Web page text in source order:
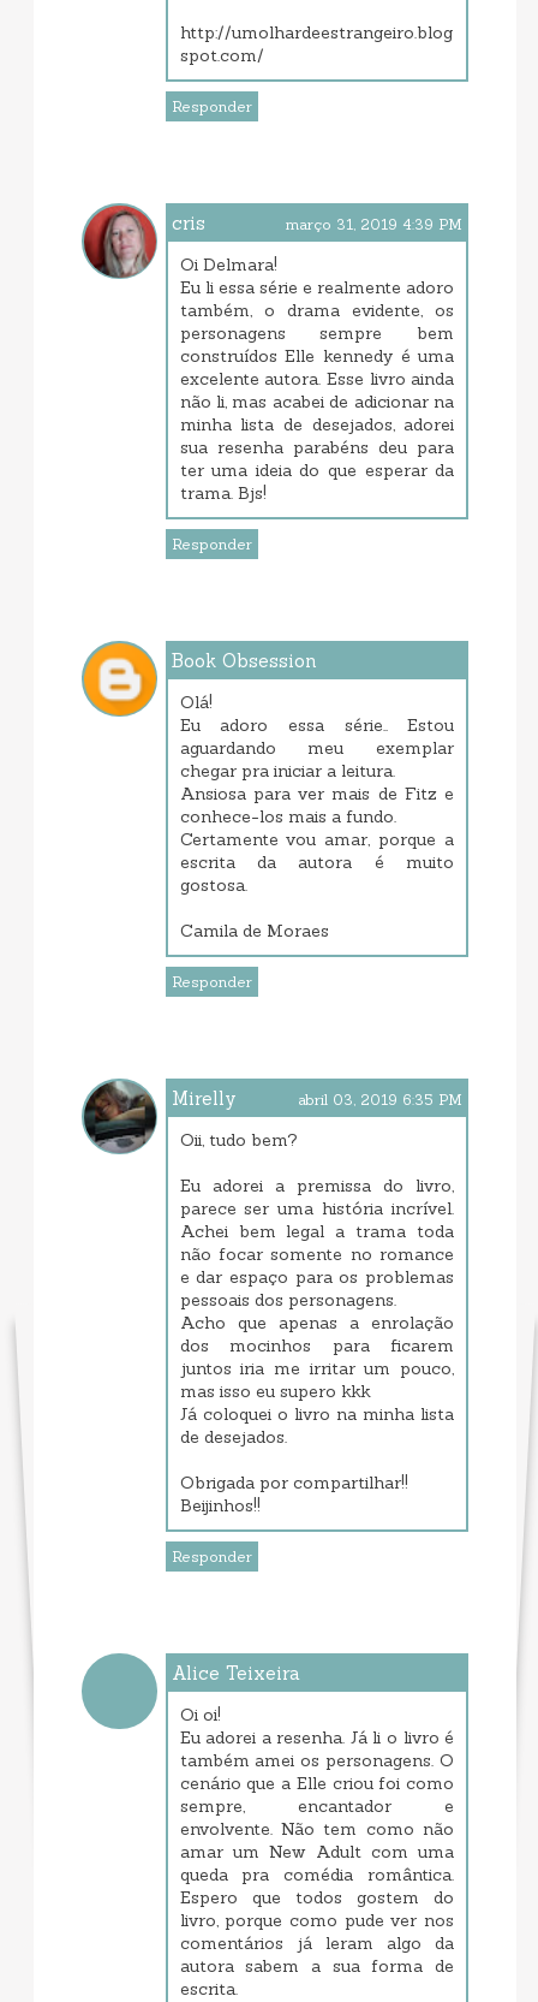
http://umolhardeestrangeiro.blog
spot.com/
Responder
cris março 31, 2019 4:39 PM
Oi Delmara!
Eu li essa série e realmente adoro
também, o drama evidente, os
personagens sempre bem
construídos Elle kennedy é uma
excelente autora. Esse livro ainda
não li, mas acabei de adicionar na
minha lista de desejados, adorei
sua resenha parabéns deu para
ter uma ideia do que esperar da
trama. Bjs!
Responder
Book Obsession
Olá!
Eu adoro essa série.. Estou
aguardando meu exemplar
chegar pra iniciar a leitura.
Ansiosa para ver mais de Fitz e
conhece-los mais a fundo.
Certamente vou amar, porque a
escrita da autora é muito
gostosa.
Camila de Moraes
Responder
Mirelly abril 03, 2019 6:35 PM
Oii, tudo bem?
Eu adorei a premissa do livro,
parece ser uma história incrível.
Achei bem legal a trama toda
não focar somente no romance
e dar espaço para os problemas
pessoais dos personagens.
Acho que apenas a enrolação
dos mocinhos para ficarem
juntos iria me irritar um pouco,
mas isso eu supero kkk
Já coloquei o livro na minha lista
de desejados.
Obrigada por compartilhar!!
Beijinhos!!
Responder
Alice Teixeira
Oi oi!
Eu adorei a resenha. Já li o livro é
também amei os personagens. O
cenário que a Elle criou foi como
sempre, encantador e
envolvente. Não tem como não
amar um New Adult com uma
queda pra comédia romântica.
Espero que todos gostem do
livro, porque como pude ver nos
comentários já leram algo da
autora sabem a sua forma de
escrita.